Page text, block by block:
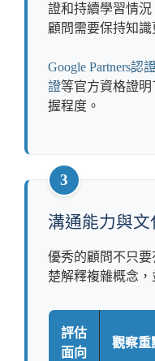
證和持續學習情況
顧問需要保持知識
Google Partners認
證等官方資格證
握程度。
3
溝通能力與文
優秀的顧問不只
楚解釋複雜概念，
評估
面向
觀察重